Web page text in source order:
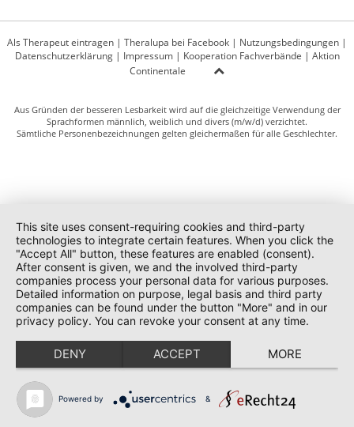
Als Therapeut eintragen | Theralupa bei Facebook | Nutzungsbedingungen |
Datenschutzerklärung| Impressum| Kooperation Fachverbände | Aktion
Continentale
Aus Gründen der besseren Lesbarkeit wird auf die gleichzeitige Verwendung der
Sprachformen männlich, weiblich und divers (m/w/d) verzichtet.
Sämtliche Personenbezeichnungen gelten gleichermaßen für alle Geschlechter.
This site uses consent-requiring cookies and third-party
technologies to integrate certain features. When you click the
"Accept All" button, these features are enabled (consent).
After consent is given, we and the involved third-party
companies process your personal data for various purposes.
Detailed information on purpose, legal basis and third party
companies can be found under the button "More" and in our
privacy policy. You can revoke your consent at any time.
DENY ACCEPT MORE
Powered by &